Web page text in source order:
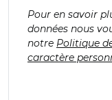
Pour en savoir
données nous
notre Politique
caractère